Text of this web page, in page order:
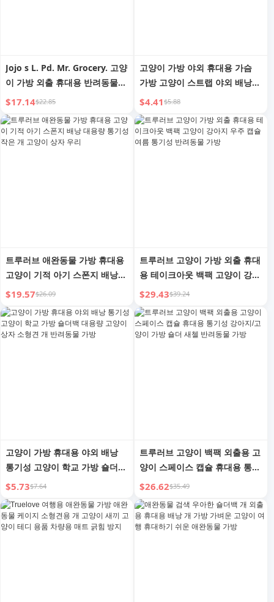
Jojo s L. Pd. Mr. Grocery. 고양
이 가방 외출 휴대용 반려동물
가방 크로스백 한쪽 어깨 | Go
out
$17.14$22.85
고양이 가방 야외 휴대용 가슴
가방 고양이 스트랩 야외 배낭
애완동물 가방 베스트 스타일 히
피견 등 고양이 가방
$4.41$5.88
트루러브 애완동물 가방 휴대용
고양이 기적 아기 스폰지 배낭
대용량 통기성 작은 개 고양이
상자 우리
$19.57$26.09
트루러브 고양이 가방 외출 휴대
용 테이크아웃 백팩 고양이 강아
지 우주 캡슐 여름 통기성 반려
동물 가방
$29.43$39.24
고양이 가방 휴대용 야외 배낭
통기성 고양이 학교 가방 숄더백
대용량 고양이 상자 소형견 개
반려동물 가방
$5.73$7.64
트루러브 고양이 백팩 외출용 고
양이 스페이스 캡슐 휴대용 통기
성 강아지/고양이 가방 숄더 새
첼 반려동물 가방
$26.62$35.49